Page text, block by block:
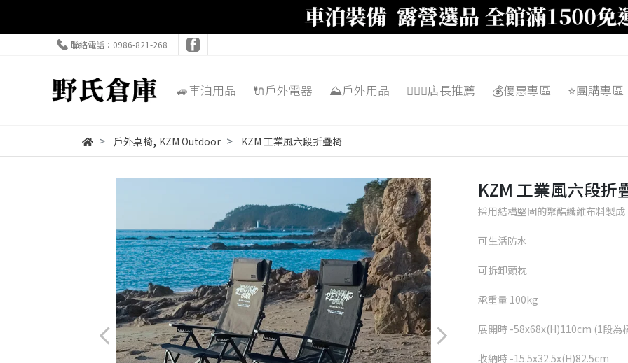
聯絡電話：0986-821-268
🚙車泊用品 🔌戶外電器 ⛰️戶外用品 🙋🏼‍♂️店長推薦 💰優惠專區 ⭐️團購專區
戶外桌椅, KZM Outdoor KZM 工業風六段折疊椅
KZM 工業風六段折
採用結構堅固的聚酯纖維布料製成
可生活防水
可拆卸頭枕
承重量 100kg
展開時 -58x68x(H)110cm (1段為
收納時 -15.5x32.5x(H)82.5cm